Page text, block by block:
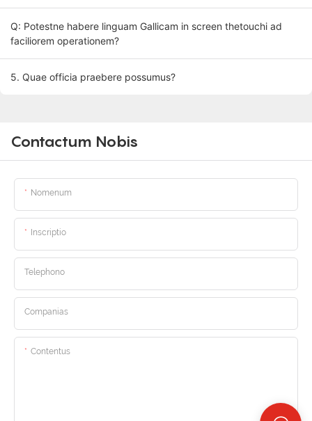
Q: Potestne habere linguam Gallicam in screen thetouchi ad
faciliorem operationem?
5. Quae officia praebere possumus?
Contactum Nobis
Nomenum
Inscriptio
Telephono
Companias
Contentus